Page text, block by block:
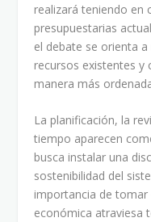
realizará teniendo en
presupuestarias
el debate se orienta
recursos existentes y
manera más
La planificación, la
tiempo aparecen
busca instalar una
sostenibilidad del
importancia de tomar
económica atraviesa